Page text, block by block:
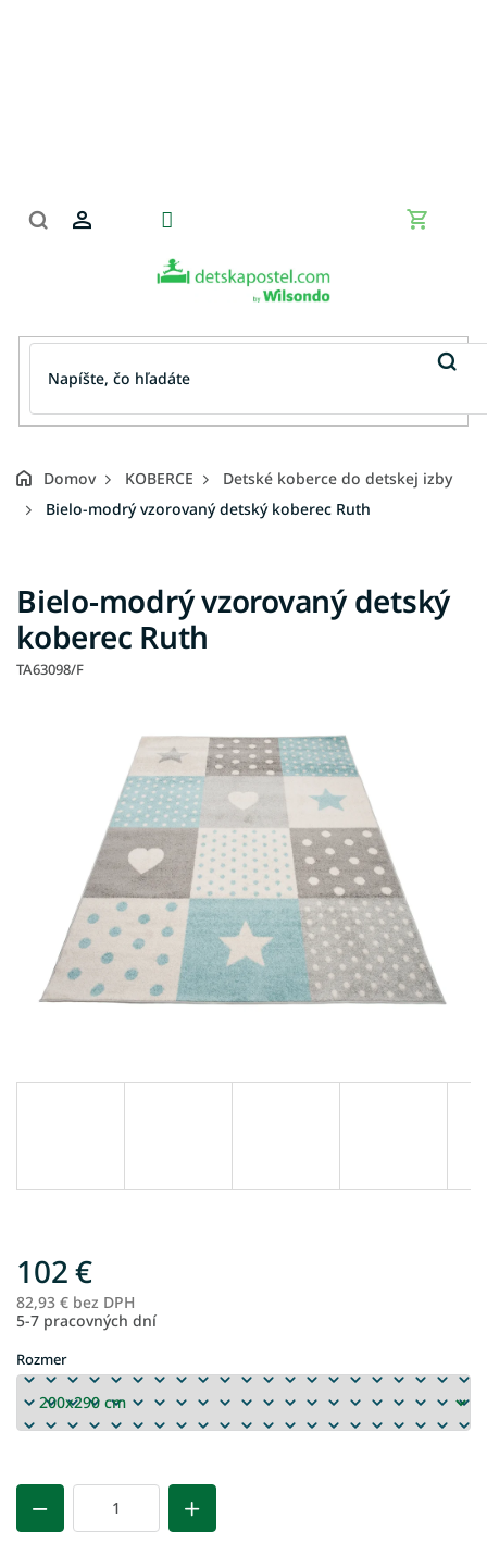
Domov KOBERCE
Detské koberce do detskej izby
Bielo-modrý vzorovaný detský koberec Ruth
Bielo-modrý vzorovaný detský
koberec Ruth
TA63098/F
102 €
82,93 € bez DPH
5-7 pracovných dní
Rozmer